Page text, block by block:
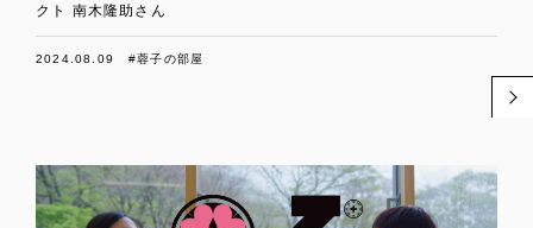
クト 南木隆助さん
2024.08.09 #蓉子の部屋